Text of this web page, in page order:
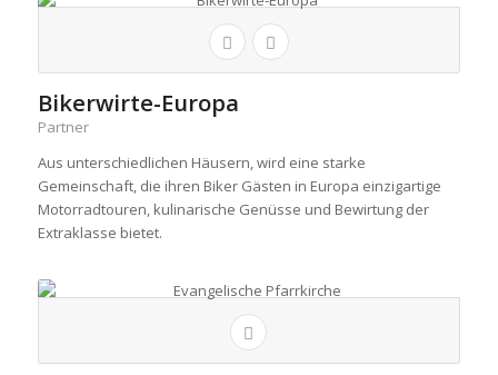
Bikerwirte-Europa
Partner
Aus unterschiedlichen Häusern, wird eine starke
Gemeinschaft, die ihren Biker Gästen in Europa einzigartige
Motorradtouren, kulinarische Genüsse und Bewirtung der
Extraklasse bietet.